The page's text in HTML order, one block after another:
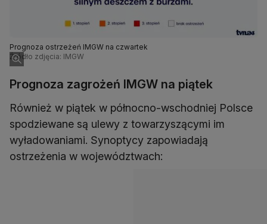
Prognoza ostrzeżeń IMGW na czwartek
Źródło zdjęcia: IMGW
Prognoza zagrożeń IMGW na piątek
Również w piątek w północno-wschodniej Polsce
spodziewane są ulewy z towarzyszącymi im
wyładowaniami. Synoptycy zapowiadają
ostrzeżenia w województwach: